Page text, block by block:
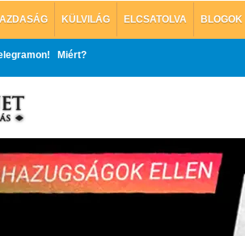
KÜLVILÁG ELCSATOLVA BLOGOK
Miért?